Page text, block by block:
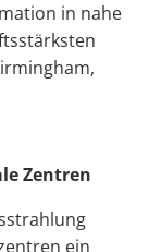
in nahe
Zentren
ein